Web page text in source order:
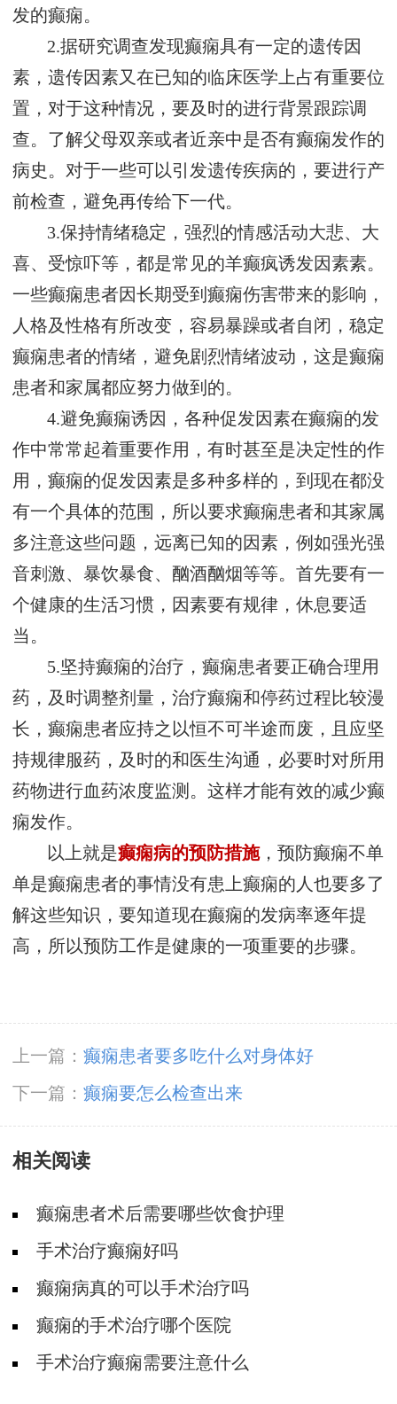
发的癫痫。
2.据研究调查发现癫痫具有一定的遗传因
素，遗传因素又在已知的临床医学上占有重要位
置，对于这种情况，要及时的进行背景跟踪调
查。了解父母双亲或者近亲中是否有癫痫发作的
病史。对于一些可以引发遗传疾病的，要进行产
前检查，避免再传给下一代。
3.保持情绪稳定，强烈的情感活动大悲、大
喜、受惊吓等，都是常见的羊癫疯诱发因素素。
一些癫痫患者因长期受到癫痫伤害带来的影响，
人格及性格有所改变，容易暴躁或者自闭，稳定
癫痫患者的情绪，避免剧烈情绪波动，这是癫痫
患者和家属都应努力做到的。
4.避免癫痫诱因，各种促发因素在癫痫的发
作中常常起着重要作用，有时甚至是决定性的作
用，癫痫的促发因素是多种多样的，到现在都没
有一个具体的范围，所以要求癫痫患者和其家属
多注意这些问题，远离已知的因素，例如强光强
音刺激、暴饮暴食、酗酒酗烟等等。首先要有一
个健康的生活习惯，因素要有规律，休息要适
当。
5.坚持癫痫的治疗，癫痫患者要正确合理用
药，及时调整剂量，治疗癫痫和停药过程比较漫
长，癫痫患者应持之以恒不可半途而废，且应坚
持规律服药，及时的和医生沟通，必要时对所用
药物进行血药浓度监测。这样才能有效的减少癫
痫发作。
以上就是癫痫病的预防措施，预防癫痫不单
单是癫痫患者的事情没有患上癫痫的人也要多了
解这些知识，要知道现在癫痫的发病率逐年提
高，所以预防工作是健康的一项重要的步骤。
上一篇： 癫痫患者要多吃什么对身体好
下一篇： 癫痫要怎么检查出来
相关阅读
癫痫患者术后需要哪些饮食护理
手术治疗癫痫好吗
癫痫病真的可以手术治疗吗
癫痫的手术治疗哪个医院
手术治疗癫痫需要注意什么